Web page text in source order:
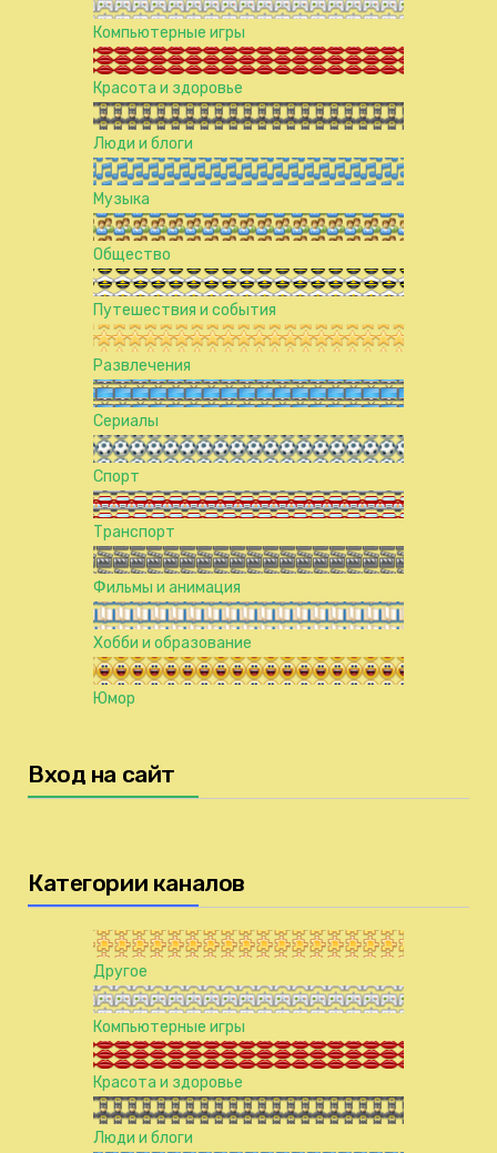
Компьютерные игры
Красота и здоровье
Люди и блоги
Музыка
Общество
Путешествия и события
Развлечения
Сериалы
Спорт
Транспорт
Фильмы и анимация
Хобби и образование
Юмор
Вход на сайт
Категории каналов
Другое
Компьютерные игры
Красота и здоровье
Люди и блоги